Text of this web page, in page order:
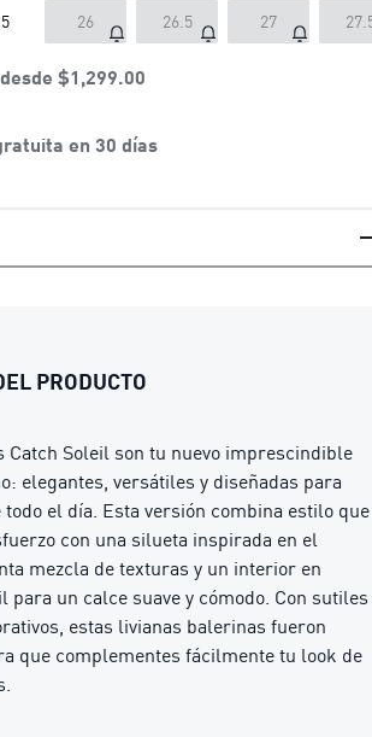
26 26.5 27
$1,299.00
en 30 días
PRODUCTO
Catch Soleil son tu nuevo imprescindible
elegantes, versátiles y diseñadas para
el día. Esta versión combina estilo que
con una silueta inspirada en el
mezcla de texturas y un interior en
para un calce suave y cómodo. Con sutiles
estas livianas balerinas fueron
que complementes fácilmente tu look de